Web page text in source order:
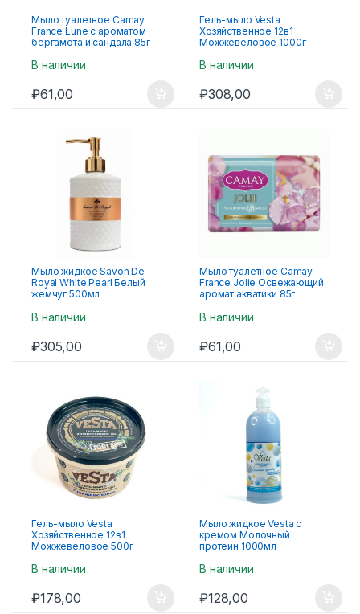
Мыло туалетное Camay
France Lune с ароматом
бергамота и сандала 85г
В наличии
₽61,00
Гель-мыло Vesta
Хозяйственное 12в1
Можжевеловое 1000г
В наличии
₽308,00
Мыло жидкое Savon De
Royal White Pearl Белый
жемчуг 500мл
В наличии
₽305,00
Мыло туалетное Camay
France Jolie Освежающий
аромат акватики 85г
В наличии
₽61,00
Гель-мыло Vesta
Хозяйственное 12в1
Можжевеловое 500г
В наличии
₽178,00
Мыло жидкое Vesta с
кремом Молочный
протеин 1000мл
В наличии
₽128,00